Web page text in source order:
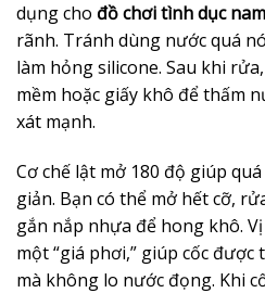
dụng cho đồ chơi tình dục nam
rãnh. Tránh dùng nước quá
làm hỏng silicone. Sau khi
mềm hoặc giấy khô để thấm
xát mạnh.
Cơ chế lật mở 180 độ giúp
giản. Bạn có thể mở hết cỡ,
gắn nắp nhựa để hong khô.
một “giá phơi,” giúp cốc
mà không lo nước đọng. Khi